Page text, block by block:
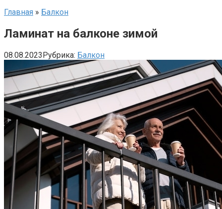
Главная » Балкон
Ламинат на балконе зимой
08.08.2023Рубрика: Балкон